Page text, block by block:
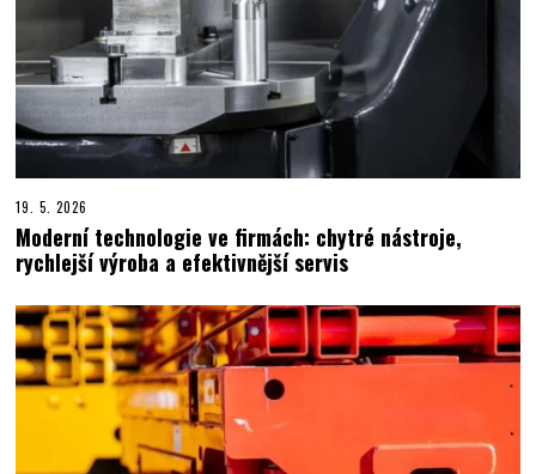
19. 5. 2026
Moderní technologie ve firmách: chytré nástroje,
rychlejší výroba a efektivnější servis